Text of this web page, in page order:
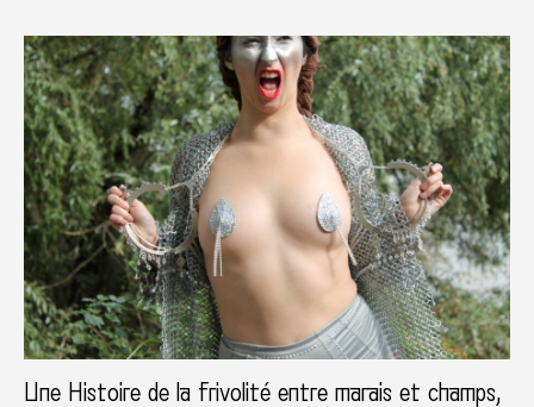
Une Histoire de la frivolité entre marais et champs,